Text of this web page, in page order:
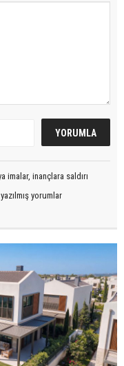
imalar, inançlara saldırı
yorumlar